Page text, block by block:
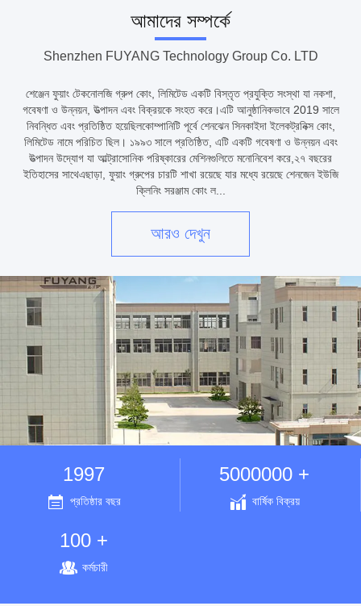
আমাদের সম্পর্কে
Shenzhen FUYANG Technology Group Co. LTD
শেঞ্জেন ফুয়াং টেকনোলজি গ্রুপ কোং, লিমিটেড একটি বিস্তৃত প্রযুক্তি সংস্থা যা নকশা,
গবেষণা ও উন্নয়ন, উত্পাদন এবং বিক্রয়কে সংহত করে।এটি আনুষ্ঠানিকভাবে 2019 সালে
নিবন্ধিত এবং প্রতিষ্ঠিত হয়েছিলকোম্পানিটি পূর্বে শেনঝেন সিনকাইদা ইলেকট্রনিক্স কোং,
লিমিটেড নামে পরিচিত ছিল। ১৯৯৩ সালে প্রতিষ্ঠিত, এটি একটি গবেষণা ও উন্নয়ন এবং
উত্পাদন উদ্যোগ যা আল্ট্রাসোনিক পরিষ্কারের মেশিনগুলিতে মনোনিবেশ করে,২৭ বছরের
ইতিহাসের সাথেএছাড়া, ফুয়াং গ্রুপের চারটি শাখা রয়েছে যার মধ্যে রয়েছে শেনজেন ইউজি
ক্লিনিং সরঞ্জাম কোং ল...
আরও দেখুন
1997
প্রতিষ্ঠার বছর
5000000 +
বার্ষিক বিক্রয়
100 +
কর্মচারী